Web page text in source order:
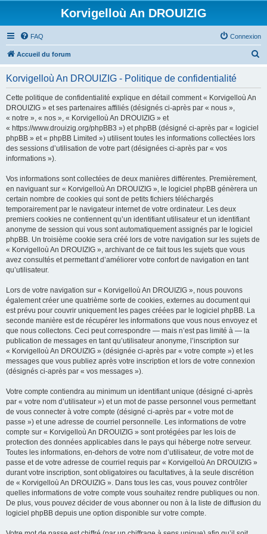
Korvigelloù An DROUIZIG
FAQ Connexion
Accueil du forum
Korvigelloù An DROUIZIG - Politique de confidentialité
Cette politique de confidentialité explique en détail comment « Korvigelloù An
DROUIZIG » et ses partenaires affiliés (désignés ci-après par « nous »,
« notre », « nos », « Korvigelloù An DROUIZIG » et
« https://www.drouizig.org/phpBB3 ») et phpBB (désigné ci-après par « logiciel
phpBB » et « phpBB Limited ») utilisent toutes les informations collectées lors
des sessions d’utilisation de votre part (désignées ci-après par « vos
informations »).
Vos informations sont collectées de deux manières différentes. Premièrement,
en naviguant sur « Korvigelloù An DROUIZIG », le logiciel phpBB génèrera un
certain nombre de cookies qui sont de petits fichiers téléchargés
temporairement par le navigateur internet de votre ordinateur. Les deux
premiers cookies ne contiennent qu’un identifiant utilisateur et un identifiant
anonyme de session qui vous sont automatiquement assignés par le logiciel
phpBB. Un troisième cookie sera créé lors de votre navigation sur les sujets de
« Korvigelloù An DROUIZIG », archivant de ce fait tous les sujets que vous
avez consultés et permettant d’améliorer votre confort de navigation en tant
qu’utilisateur.
Lors de votre navigation sur « Korvigelloù An DROUIZIG », nous pouvons
également créer une quatrième sorte de cookies, externes au document qui
est prévu pour couvrir uniquement les pages créées par le logiciel phpBB. La
seconde manière est de récupérer les informations que vous nous envoyez et
que nous collectons. Ceci peut correspondre — mais n’est pas limité à — la
publication de messages en tant qu’utilisateur anonyme, l’inscription sur
« Korvigelloù An DROUIZIG » (désignée ci-après par « votre compte ») et les
messages que vous publiez après votre inscription et lors de votre connexion
(désignés ci-après par « vos messages »).
Votre compte contiendra au minimum un identifiant unique (désigné ci-après
par « votre nom d’utilisateur ») et un mot de passe personnel vous permettant
de vous connecter à votre compte (désigné ci-après par « votre mot de
passe ») et une adresse de courriel personnelle. Les informations de votre
compte sur « Korvigelloù An DROUIZIG » sont protégées par les lois de
protection des données applicables dans le pays qui héberge notre serveur.
Toutes les informations, en-dehors de votre nom d’utilisateur, de votre mot de
passe et de votre adresse de courriel requis par « Korvigelloù An DROUIZIG »
durant votre inscription, sont obligatoires ou facultatives, à la seule discrétion
de « Korvigelloù An DROUIZIG ». Dans tous les cas, vous pouvez contrôler
quelles informations de votre compte vous souhaitez rendre publiques ou non.
De plus, vous pouvez décider de vous abonner ou non à la liste de diffusion du
logiciel phpBB depuis une option disponible sur votre compte.